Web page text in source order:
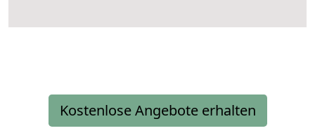
Kostenlose Angebote erhalten